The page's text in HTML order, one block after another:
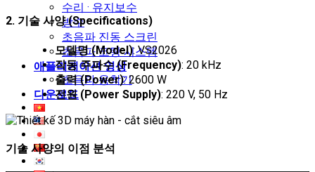
수리 · 유지보수
방수
초음파 진동 스크린
초음파 코팅 시스템
애플리케이션 영상
초음파 용착기
다운로드
2. 기술 사양 (Specifications)
모델명 (Model): VS2026
작동 주파수 (Frequency): 20 kHz
출력 (Power): 2600 W
전원 (Power Supply): 220 V, 50 Hz
기술 사양의 이점 분석